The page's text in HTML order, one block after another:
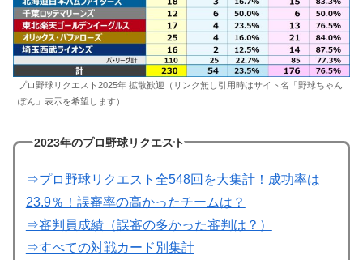
プロ野球リクエスト2025年 拡散歓迎（リンク無し引用時はサイト名「野球ちゃん
ぽん」表示を希望します）
2023年のプロ野球リクエスト
⇒プロ野球リクエスト全548回を大集計！成功率は
23.9％！誤審率の高かったチームは？
⇒審判員成績（誤審の多かった審判は？）
⇒すべての対戦カード別集計